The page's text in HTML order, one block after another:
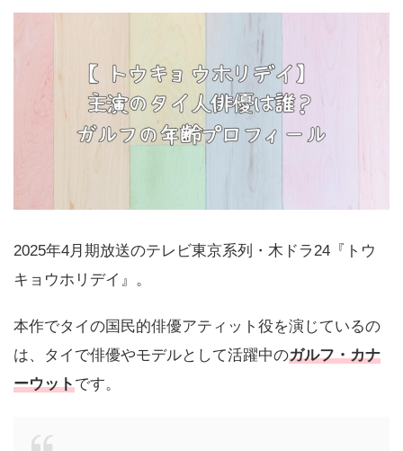
2025年4月期放送のテレビ東京系列・木ドラ24『トウ
キョウホリデイ』。
本作でタイの国民的俳優アティット役を演じているの
は、タイで俳優やモデルとして活躍中のガルフ・カナ
ーウットです。